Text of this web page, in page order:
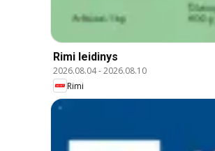
Rimi leidinys
2026.08.04-2026.08.10
Rimi